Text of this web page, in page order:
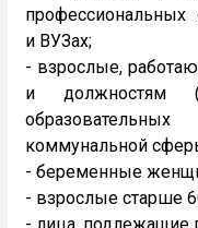
профессиональных
и ВУЗах;
- взрослые,
и должностям
коммунальной
- беременные
- взрослые старше
- лица, подлежащие